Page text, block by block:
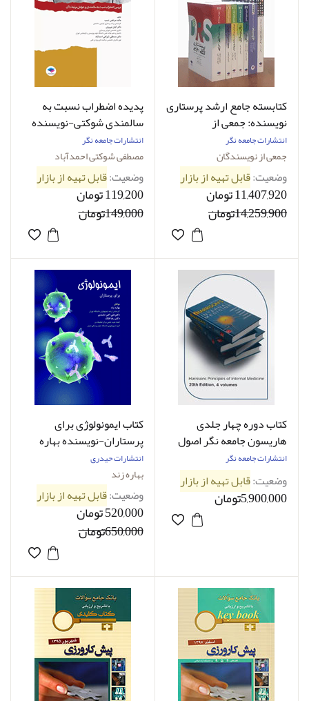
کتابسته جامع ارشد پرستاری
نویسنده: جمعی از
نویسندگان
انتشارات جامعه نگر
جمعی از نویسندگان
وضعیت:قابل تهیه از بازار
11,407,920 تومان
14,259,900تومان
پدیده اضطراب نسبت به
سالمندی شوکتی-نویسنده
دکتر مصطفی شوکتی
احمدآباد
انتشارات جامعه نگر
مصطفی شوکتی احمدآباد
وضعیت:قابل تهیه از بازار
119,200 تومان
149,000تومان
کتاب دوره چهار جلدی
هاریسون جامعه نگر اصول
کاغذ تحریر | Harrisons
Principles of Internal
Medicine |
انتشارات جامعه نگر
وضعیت:قابل تهیه از بازار
5,900,000تومان
کتاب ایمونولوژی برای
پرستاران-نویسنده بهاره
زند و همکاران
انتشارات حیدری
بهاره زند
وضعیت:قابل تهیه از بازار
520,000 تومان
650,000تومان